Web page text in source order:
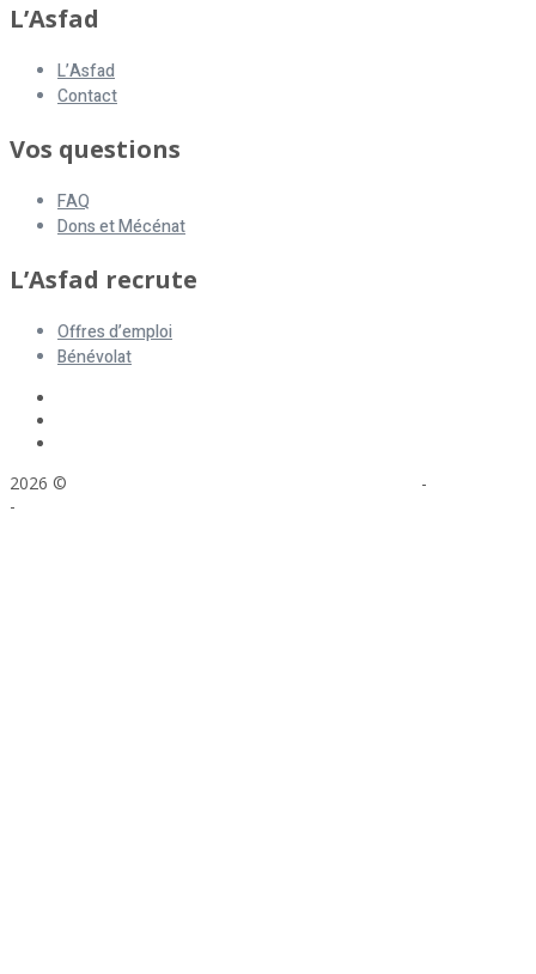
L’Asfad
L’Asfad
Contact
Vos questions
FAQ
Dons et Mécénat
L’Asfad recrute
Offres d’emploi
Bénévolat
2026 © -
-